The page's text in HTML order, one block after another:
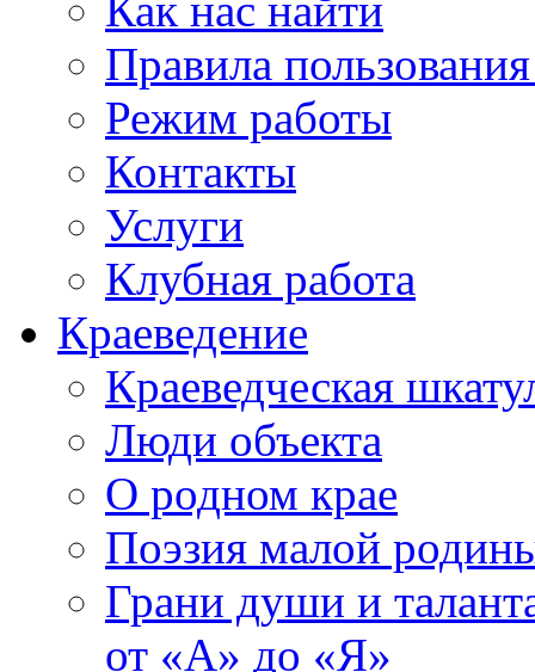
Правила
Режим работы
Контакты
Услуги
Клубная работа
Краеведение
Краеведческая
Люди объекта
О родном крае
Поэзия малой
Грани души и
от «А» до «Я»